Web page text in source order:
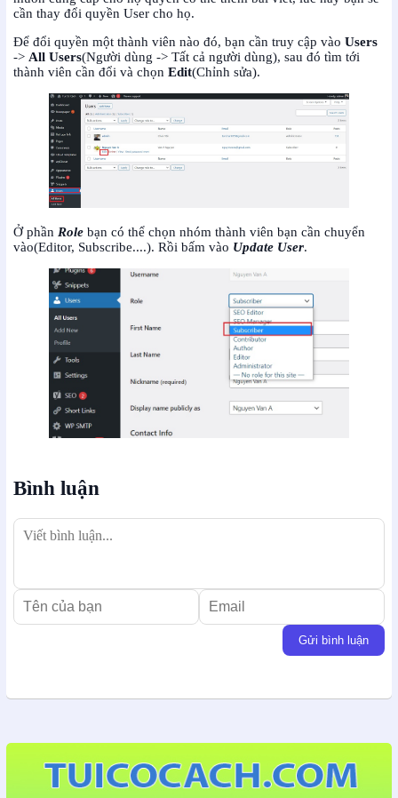
cần thay đổi quyền User cho họ.
Để đổi quyền một thành viên nào đó, bạn cần truy cập vào Users
-> All Users(Người dùng -> Tất cả người dùng), sau đó tìm tới
thành viên cần đổi và chọn Edit(Chỉnh sửa).
Ở phần Role bạn có thể chọn nhóm thành viên bạn cần chuyển
vào(Editor, Subscribe....). Rồi bấm vào Update User.
Bình luận
Gửi bình luận